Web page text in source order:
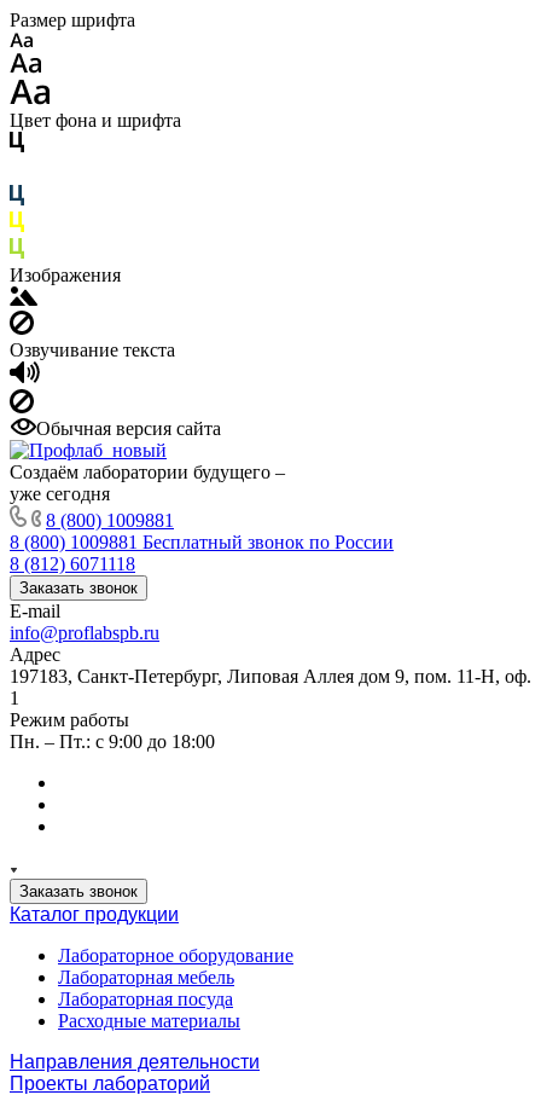
Размер шрифта
Цвет фона и шрифта
Изображения
Озвучивание текста
Обычная версия сайта
Создаём лаборатории будущего –
уже сегодня
8 (800) 1009881
8 (800) 1009881 Бесплатный звонок по России
8 (812) 6071118
Заказать звонок
E-mail
info@proflabspb.ru
Адрес
197183, Санкт-Петербург, Липовая Аллея дом 9, пом. 11-Н, оф.
1
Режим работы
Пн. – Пт.: с 9:00 до 18:00
Заказать звонок
Каталог продукции
Лабораторное оборудование
Лабораторная мебель
Лабораторная посуда
Расходные материалы
Направления деятельности
Проекты лабораторий